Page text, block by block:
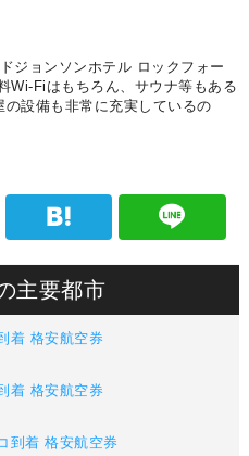
ジョンソンホテル ロックフォー
Wi-Fiはもちろん、サウナ等もある
設備も非常に充実しているの
主要都市
着 格安航空券
着 格安航空券
到着 格安航空券